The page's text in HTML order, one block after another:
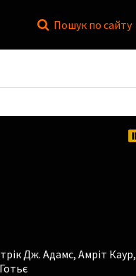
Пошук по сайту
Дж. Адамс, Амріт Каур,